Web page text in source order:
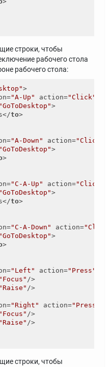
строки, чтобы
рабочего стола
рабочего стола:
>
="A-Up" action="Click"
"GoToDesktop">
</to>
="A-Down" action="Click"
"GoToDesktop">
>
="C-A-Up" action="Click"
"GoToDesktop">
</to>
="C-A-Down" action=
"GoToDesktop">
>
="Left" action="Press"
"Focus" />
"Raise" />
="Right" action="Press"
"Focus" />
"Raise" />
строки, чтобы